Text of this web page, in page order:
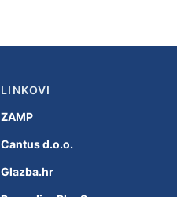
LINKOVI
ZAMP
Cantus d.o.o.
Glazba.hr